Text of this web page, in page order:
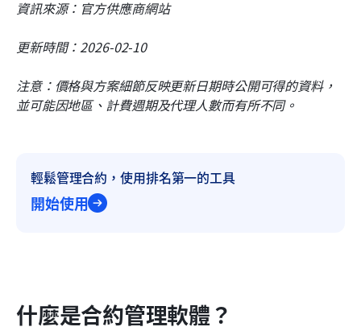
資訊來源：官方供應商網站
更新時間：2026-02-10
注意：價格與方案細節反映更新日期時公開可得的資料，
並可能因地區、計費週期及代理人數而有所不同。
輕鬆管理合約，使用排名第一的工具
開始使用
什麼是合約管理軟體？